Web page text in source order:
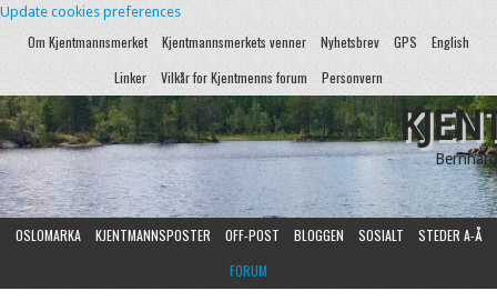
Update cookies preferences
Om Kjentmannsmerket Kjentmannsmerkets venner Nyhetsbrev GPS
English
Linker
Vilkår for Kjentmenns forum Personvern
OSLOMARKA KJENTMANNSPOSTER OFF-POST BLOGGEN SOSIALT
STEDER A-Å
FORUM